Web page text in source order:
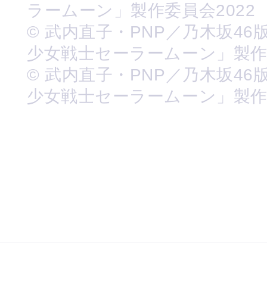
ラームーン」製作委員会2022
© 武内直子・PNP／乃木坂46
少女戦士セーラームーン」製
© 武内直子・PNP／乃木坂46
少女戦士セーラームーン」製